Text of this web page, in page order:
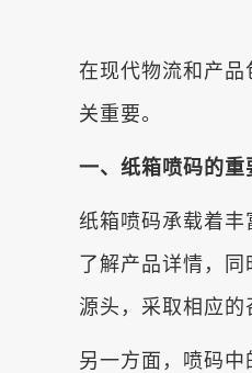
在现代物流和产
关重要。
一、纸箱喷码的重
纸箱喷码承载着
了解产品详情，
源头，采取相应的
另一方面，喷码